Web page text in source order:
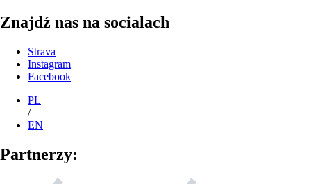
Znajdź nas na socialach
Strava
Instagram
Facebook
PL
/
EN
Partnerzy: